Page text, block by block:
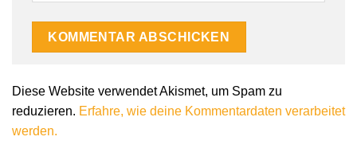
Diese Website verwendet Akismet, um Spam zu
reduzieren. Erfahre, wie deine Kommentardaten verarbeitet
werden.